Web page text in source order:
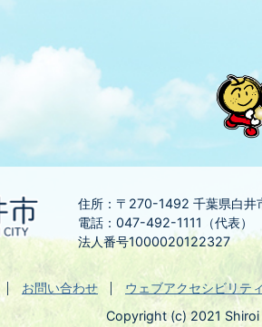
住所：〒270-1492 千葉県白井
電話：047-492-1111（代表）
法人番号1000020122327
お問い合わせ ウェブアクセシビリティ
Copyright (c) 2021